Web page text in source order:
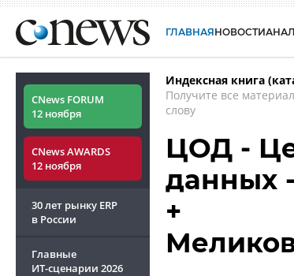
ГЛАВНАЯНОВОСТИ
CNews FORUM
12 ноября
CNews AWARDS
12 ноября
30 лет рынку ERP
в России
Главные
ИТ-сценарии 2026
Индексная книга
Получите все
слову
ЦОД -
данных
+